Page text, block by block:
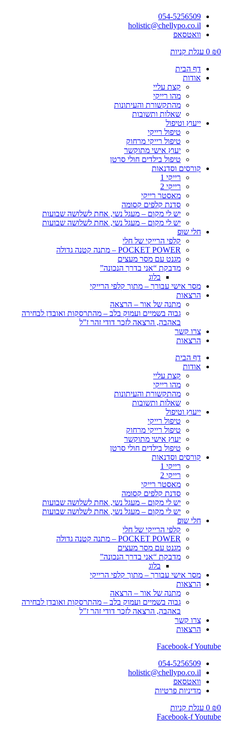
054-5256509
holistic@chellypo.co.il
וואטסאפ
₪0
0 עגלת קניות
דף הבית
אודות
קצת עליי
מהו רייקי
מהתקשורת והעיתונות
שאלות ותשובות
ייעוץ וטיפול
טיפול רייקי
טיפול רייקי מרחוק
יעוץ אישי מתוקשר
טיפול בילדים חולי סרטן
קורסים וסדנאות
רייקי 1
רייקי 2
מאסטר רייקי
סדנת קלפים קסומה
יש לי מקום – מעגל נשי, אחת לשלושה שבועות
יש לי מקום – מעגל נשי, אחת לשלושה שבועות
חלי שופ
קלפי הרייקי של חלי
POCKET POWER – מתנה קטנה גדולה
מגנט עם מסר מעצים
מדבקת “אני בדרך הנכונה”
בלוג
מסר אישי עבורך – מתוך קלפי הרייקי
הרצאות
מתנה של אור – הרצאה
גבוה בשמיים ועמוק בלב – מהתרסקות ואובדן לבחירה
באהבה, הרצאה לזכר דודי זהר ז”ל
צרו קשר
הרצאות
דף הבית
אודות
קצת עליי
מהו רייקי
מהתקשורת והעיתונות
שאלות ותשובות
ייעוץ וטיפול
טיפול רייקי
טיפול רייקי מרחוק
יעוץ אישי מתוקשר
טיפול בילדים חולי סרטן
קורסים וסדנאות
רייקי 1
רייקי 2
מאסטר רייקי
סדנת קלפים קסומה
יש לי מקום – מעגל נשי, אחת לשלושה שבועות
יש לי מקום – מעגל נשי, אחת לשלושה שבועות
חלי שופ
קלפי הרייקי של חלי
POCKET POWER – מתנה קטנה גדולה
מגנט עם מסר מעצים
מדבקת “אני בדרך הנכונה”
בלוג
מסר אישי עבורך – מתוך קלפי הרייקי
הרצאות
מתנה של אור – הרצאה
גבוה בשמיים ועמוק בלב – מהתרסקות ואובדן לבחירה
באהבה, הרצאה לזכר דודי זהר ז”ל
צרו קשר
הרצאות
Facebook-fYoutube
054-5256509
holistic@chellypo.co.il
וואטסאפ
מדיניות פרטיות
₪0
0 עגלת קניות
Facebook-fYoutube